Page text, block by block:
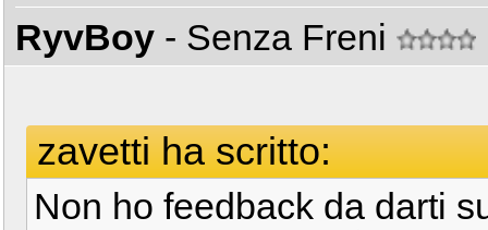
RyvBoy - Senza Freni
zavetti ha scritto:
Non ho feedback da darti